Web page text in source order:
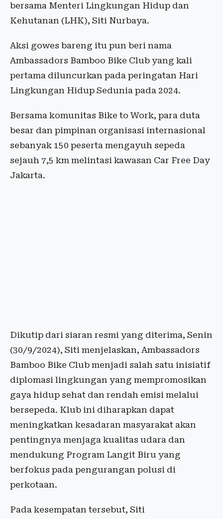
bersama Menteri Lingkungan Hidup dan
Kehutanan (LHK), Siti Nurbaya.
Aksi gowes bareng itu pun beri nama
Ambassadors Bamboo Bike Club yang kali
pertama diluncurkan pada peringatan Hari
Lingkungan Hidup Sedunia pada 2024.
Bersama komunitas Bike to Work, para duta
besar dan pimpinan organisasi internasional
sebanyak 150 peserta mengayuh sepeda
sejauh 7,5 km melintasi kawasan Car Free Day
Jakarta.
Dikutip dari siaran resmi yang diterima, Senin
(30/9/2024), Siti menjelaskan, Ambassadors
Bamboo Bike Club menjadi salah satu inisiatif
diplomasi lingkungan yang mempromosikan
gaya hidup sehat dan rendah emisi melalui
bersepeda. Klub ini diharapkan dapat
meningkatkan kesadaran masyarakat akan
pentingnya menjaga kualitas udara dan
mendukung Program Langit Biru yang
berfokus pada pengurangan polusi di
perkotaan.
Pada kesempatan tersebut, Siti